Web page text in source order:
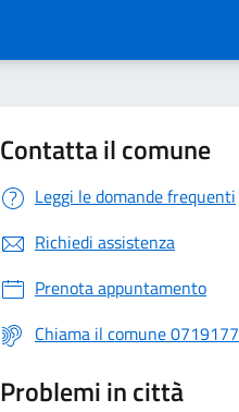
Contatta il comune
Leggi le domande frequenti
Richiedi assistenza
Prenota appuntamento
Chiama il comune
Problemi in città